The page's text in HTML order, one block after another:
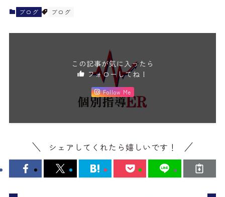
ブログ ブログ
この記事が気に入ったら
フォローしてね！
Follow Me
シェアしてくれたら嬉しいです！